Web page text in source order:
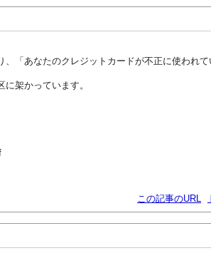
「あなたのクレジットカードが不正に使われ
架かっています。
この記事のURL